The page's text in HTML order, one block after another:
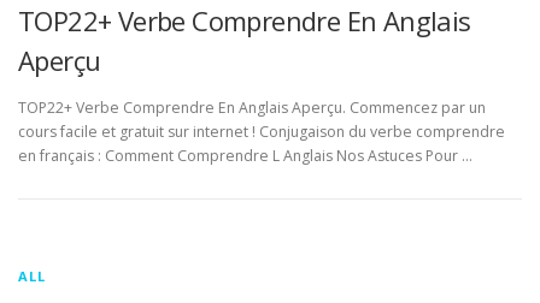
TOP22+ Verbe Comprendre En Anglais
Aperçu
TOP22+ Verbe Comprendre En Anglais Aperçu. Commencez par un
cours facile et gratuit sur internet ! Conjugaison du verbe comprendre
en français : Comment Comprendre L Anglais Nos Astuces Pour …
ALL